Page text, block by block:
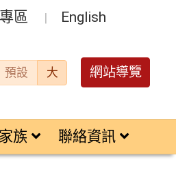
區 English
預設 大 網站導覽
族 聯絡資訊